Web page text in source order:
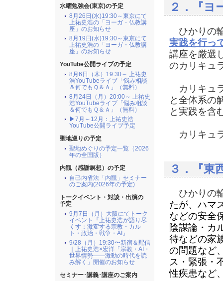
２．『ヨ
ひかりの
実践を行っ
講座を厳選
のカリキュ
カリキュ
と全体系の
と実践を含
カリキュ
３．『東
ひかりの
たが、ハマ
などの安全
陰謀論・カ
待などの家
の問題など
ス・緊張・
性疾患など
水曜勉強会(東京)の予定
8月26日(水)19:30～東京にて
上祐史浩の「ヨーガ・仏教講
座」のお知らせ
8月19日(水)19:30～東京にて
上祐史浩の「ヨーガ・仏教講
座」のお知らせ
YouTube公開ライブの予定
8月6日（木）19:30～ 上祐史
浩YouTubeライブ「悩み相談
＆何でもＱ＆Ａ」（無料）
8月24日（月）20:00～ 上祐史
浩YouTubeライブ「悩み相談
＆何でもＱ＆Ａ」（無料）
▶7月～12月：上祐史浩
YouTube公開ライブ予定
聖地巡りの予定
聖地めぐりの予定一覧（2026
年の全国版）
内観（感謝瞑想）の予定
自己内省法「内観」セミナー
のご案内(2026年の予定)
トークイベント・対談・出演の
予定
9月7日（月）大阪にてトーク
イベント『上祐史浩が語り尽
くす：激変する宗教・カル
ト・政治・戦争・AI』
9/28（月）19:30〜新宿＆配信
｜上祐史浩×宏洋「宗教・AI・
世界情勢――激動の時代を読
み解く」開催のお知らせ
セミナー･講義･講座のご案内